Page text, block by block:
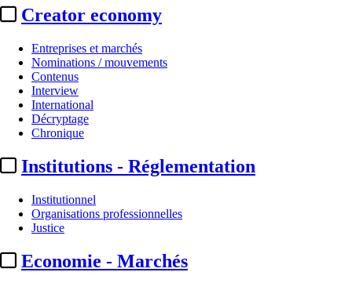
Creator economy
Entreprises et marchés
Nominations / mouvements
Contenus
Interview
International
Décryptage
Chronique
Institutions - Réglementation
Institutionnel
Organisations professionnelles
Justice
Economie - Marchés